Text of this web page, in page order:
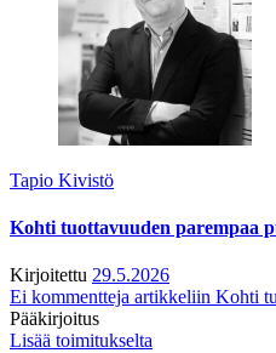
Tapio Kivistö
Kohti tuottavuuden parempaa
Kirjoitettu 29.5.2026
Ei kommentteja artikkeliin Kohti
Pääkirjoitus
Lisää toimitukselta